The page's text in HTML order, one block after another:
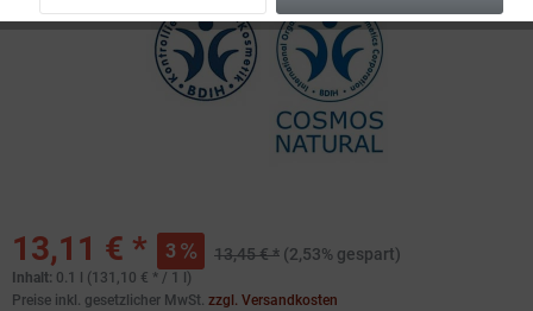
13,11 € * 3 13,45 € * (2,53% gespart)
Inhalt: 0.1 l (131,10 € * / 1 l)
Preise inkl. gesetzlicher MwSt. zzgl. Versandkosten